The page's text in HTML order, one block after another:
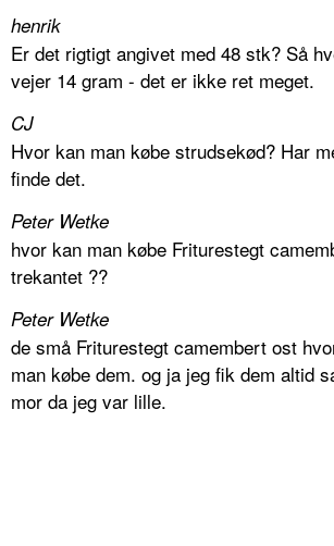
henrik
Er det rigtigt angivet med 48 stk? Så
vejer 14 gram - det er ikke ret meget.
CJ
Hvor kan man købe strudsekød? Har
finde det.
Peter Wetke
hvor kan man købe Friturestegt
trekantet ??
Peter Wetke
de små Friturestegt camembert ost
man købe dem. og ja jeg fik dem altid
mor da jeg var lille.